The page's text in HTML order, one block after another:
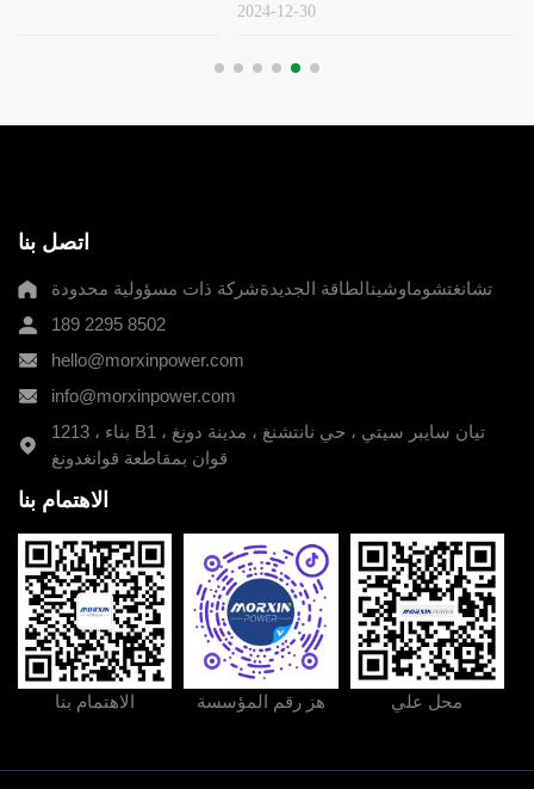
طريقة الاتصال: 189 2295 8502
عنوان الشركة:
1213 ، بناء B1 ، تيان سايبر سيتي ، حي نانتشنغ ، مدينة
دونغ قوان بمقاطعة قوانغدونغ
البريد الإلكتروني:
hello@morxinpower.com
البريد الإلكتروني:
info@morxinpower.com
اتصل بنا
تشانغتشوماوشينالطاقة الجديدةشركة ذات مسؤولية محدودة
189 2295 8502
hello@morxinpower.com
info@morxinpower.com
1213 ، بناء B1 ، تيان سايبر سيتي ، حي نانتشنغ ، مدينة دونغ
قوان بمقاطعة قوانغدونغ
الاهتمام بنا
الاهتمام بنا هز رقم المؤسسة محل علي